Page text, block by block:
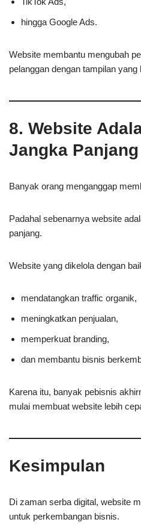
hingga Google Ads.
Website membantu mengubah
pelanggan dengan tampilan
8. Website
Jangka Panjang
Banyak orang menganggap
Padahal sebenarnya website
panjang.
Website yang dikelola dengan
mendatangkan traffic organik,
meningkatkan penjualan,
memperkuat branding,
dan membantu bisnis
Karena itu, banyak pebisnis
mulai membuat website lebih
Kesimpulan
Di zaman serba digital, website
untuk perkembangan bisnis.